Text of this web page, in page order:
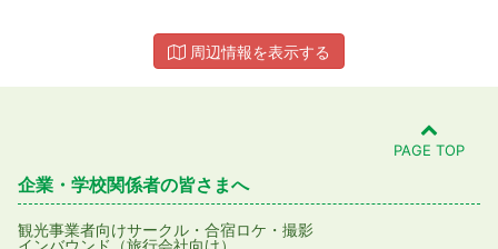
周辺情報を表示する
PAGE TOP
企業・学校関係者の皆さまへ
観光事業者向けサークル・合宿ロケ・撮影